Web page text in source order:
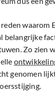
waarom
belangrijke
Zo zien
genomen